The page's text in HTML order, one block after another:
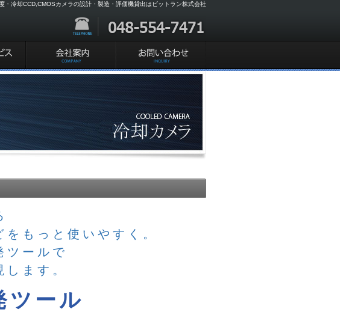
・冷却CCD,CMOSカメラの設計・製造・評価機貸出はビットラン株式会社
TELEPHONE:048-554-7471
お問い合わせ
もっと使いやすく。
ツールで
ます。
ツール